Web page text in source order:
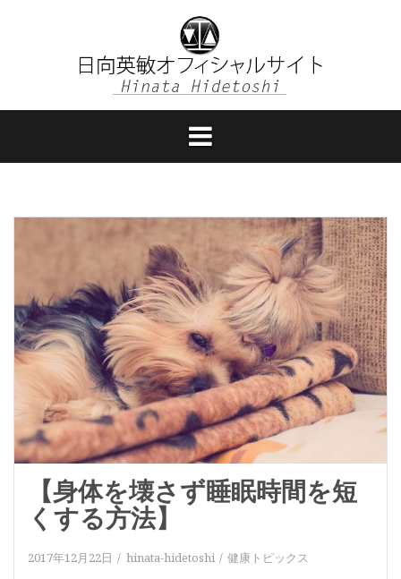
へ
ッ
【身体を壊さず睡眠時間を短
くする方法】
2017年12月22日 hinata-hidetoshi 健康トピックス